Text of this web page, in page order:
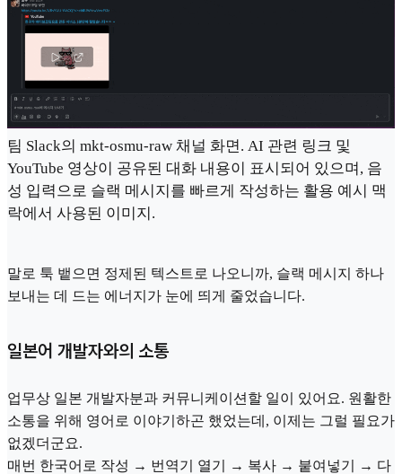
팀 Slack의 mkt-osmu-raw 채널 화면. AI 관련 링크 및
YouTube 영상이 공유된 대화 내용이 표시되어 있으며, 음
성 입력으로 슬랙 메시지를 빠르게 작성하는 활용 예시 맥
락에서 사용된 이미지.
말로 툭 뱉으면 정제된 텍스트로 나오니까, 슬랙 메시지 하나
보내는 데 드는 에너지가 눈에 띄게 줄었습니다.
일본어 개발자와의 소통
업무상 일본 개발자분과 커뮤니케이션할 일이 있어요. 원활한
소통을 위해 영어로 이야기하곤 했었는데, 이제는 그럴 필요가
없겠더군요.
매번 한국어로 작성 → 번역기 열기 → 복사 → 붙여넣기 → 다